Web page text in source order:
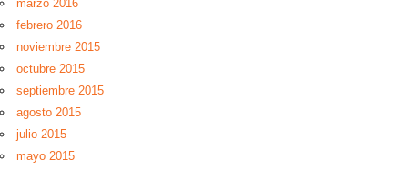
marzo 2016
febrero 2016
noviembre 2015
octubre 2015
septiembre 2015
agosto 2015
julio 2015
mayo 2015